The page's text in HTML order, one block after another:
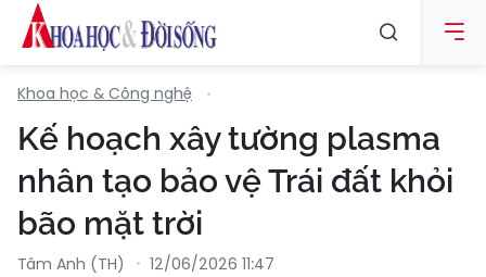
Khoa học & Công nghệ
Kế hoạch xây tường plasma
nhân tạo bảo vệ Trái đất khỏi
bão mặt trời
Tâm Anh (TH) 12/06/2026 11:47